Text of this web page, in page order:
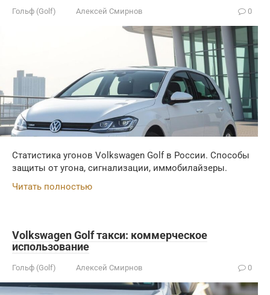
Гольф (Golf) Алексей Смирнов 0
Статистика угонов Volkswagen Golf в России. Способы
защиты от угона, сигнализации, иммобилайзеры.
Читать полностью
Volkswagen Golf такси: коммерческое
использование
Гольф (Golf) Алексей Смирнов 0